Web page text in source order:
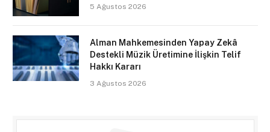
5 Ağustos 2026
Alman Mahkemesinden Yapay Zekâ
Destekli Müzik Üretimine İlişkin Telif
Hakkı Kararı
3 Ağustos 2026